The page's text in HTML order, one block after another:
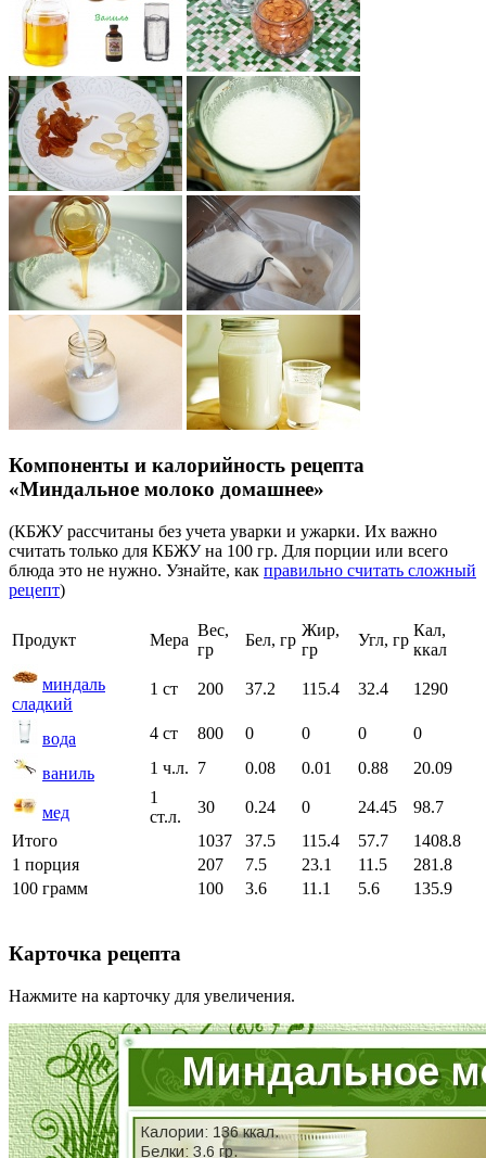
Компоненты и калорийность рецепта
«Миндальное молоко домашнее»
(КБЖУ рассчитаны без учета уварки и ужарки. Их важно
считать только для КБЖУ на 100 гр. Для порции или всего
блюда это не нужно. Узнайте, как правильно считать сложный
рецепт)
Продукт Мера
Вес,
гр
Бел, гр
Жир,
гр
Угл, гр
Кал,
ккал
миндаль
сладкий
1 ст 200 37.2 115.4 32.4 1290
вода 4 ст 800 0 0 0 0
ваниль 1 ч.л. 7 0.08 0.01 0.88 20.09
мед
1
ст.л.
30 0.24 0 24.45
98.7
Итого
1037 37.5 115.4 57.7
1408.8
1 порция
207 7.5 23.1 11.5
281.8
100 грамм
100 3.6 11.1 5.6 135.9
Карточка рецепта
Нажмите на карточку для увеличения.